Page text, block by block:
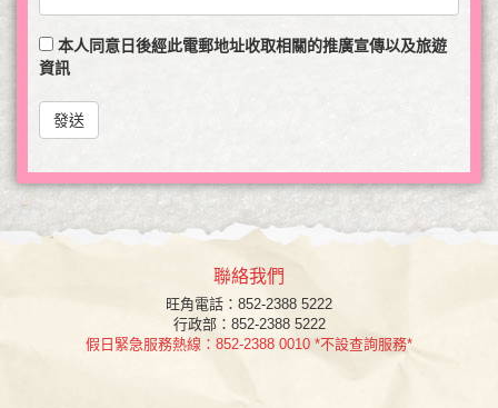
本人同意日後經此電郵地址收取相關的推廣宣傳以及旅遊
資訊
發送
聯絡我們
旺角電話：852-2388 5222
行政部：852-2388 5222
假日緊急服務熱線：852-2388 0010 *不設查詢服務*